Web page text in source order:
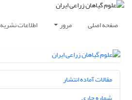
صفحه اصلی مرور اطلاعات نشریه
مقالات آماده انتشار